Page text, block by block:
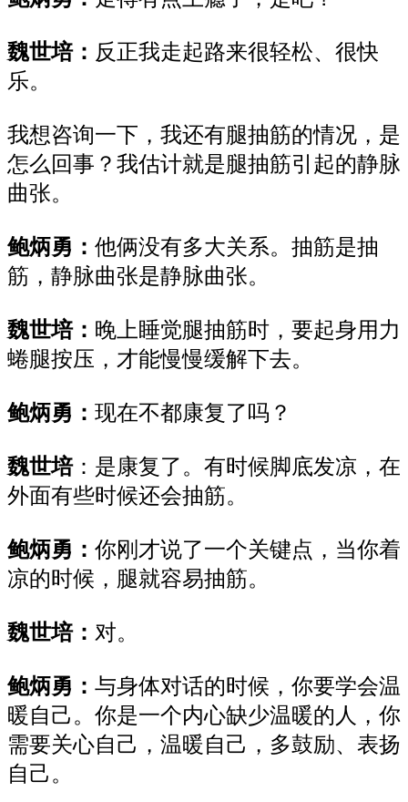
魏世培： 反正我走起路来很轻松、 很快
乐。
我想咨询一下 ， 我还有腿抽筋的情况， 是
怎么回事？我估计就是腿抽筋引起的静脉
曲张。
鲍炳勇： 他俩没有多大关系。抽筋是抽
筋 ，静脉曲张是静脉曲张。
魏世培： 晚上睡觉腿抽筋时，要起身用力
蜷腿按压，才能慢慢缓解下去。
鲍炳勇： 现在不都康复了吗 ？
魏世培： 是康复了。 有时候脚底发凉，在
外面有些时候还会抽筋。
鲍炳勇： 你刚才说了一个关键点，当你着
凉的时候，腿就容易抽筋。
魏世培： 对。
鲍炳勇： 与身体对话的时候 ， 你要学会温
暖自己。你是一个内心缺少温暖的人，你
需要关心自己，温暖自己，多鼓励、 表扬
自己。